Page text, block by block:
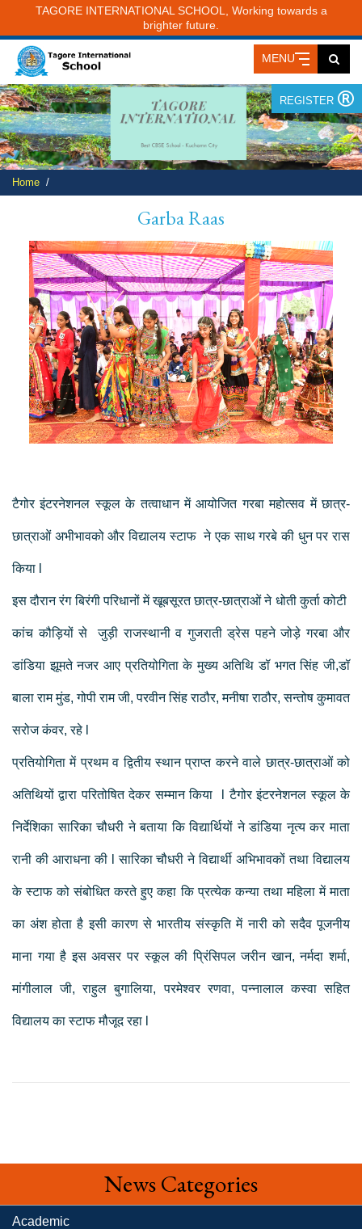
TAGORE INTERNATIONAL SCHOOL, Working towards a
brighter future.
REGISTER
MENU
Home
Garba Raas
News Categories
Academic
टैगोर इंटरनेशनल स्कूल के तत्वाधान में आयोजित गरबा महोत्सव में छात्र-
छात्राओं अभीभावको और विद्यालय स्टाफ ने एक साथ गरबे की धुन पर रास
किया l
इस दौरान रंग बिरंगी परिधानों में खूबसूरत छात्र-छात्राओं ने धोती कुर्ता कोटी
कांच कौड़ियों से जुड़ी राजस्थानी व गुजराती ड्रेस पहने जोड़े गरबा और
डांडिया झूमते नजर आए प्रतियोगिता के मुख्य अतिथि डॉ भगत सिंह जी,डॉ
बाला राम मुंड, गोपी राम जी, परवीन सिंह राठौर, मनीषा राठौर, सन्तोष कुमावत
सरोज कंवर, रहे l
प्रतियोगिता में प्रथम व द्वितीय स्थान प्राप्त करने वाले छात्र-छात्राओं को
अतिथियों द्वारा परितोषित देकर सम्मान किया l टैगोर इंटरनेशनल स्कूल के
निर्देशिका सारिका चौधरी ने बताया कि विद्यार्थियों ने डांडिया नृत्य कर माता
रानी की आराधना की l सारिका चौधरी ने विद्यार्थी अभिभावकों तथा विद्यालय
के स्टाफ को संबोधित करते हुए कहा कि प्रत्येक कन्या तथा महिला में माता
का अंश होता है इसी कारण से भारतीय संस्कृति में नारी को सदैव पूजनीय
माना गया है इस अवसर पर स्कूल की प्रिंसिपल जरीन खान, नर्मदा शर्मा,
मांगीलाल जी, राहुल बुगालिया, परमेश्वर रणवा, पन्नालाल कस्वा सहित
विद्यालय का स्टाफ मौजूद रहा l